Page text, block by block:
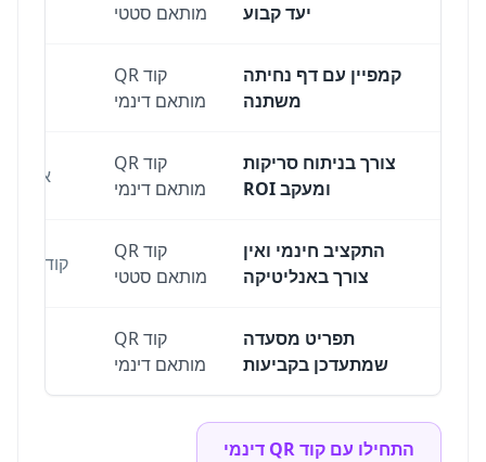
יעד קבוע
מותאם סטטי
קמפיין עם דף נחיתה
משתנה
קוד QR
מותאם דינמי
צורך בניתוח סריקות
ומעקב ROI
קוד QR
מותאם דינמי
התקציב חינמי ואין
צורך באנליטיקה
קוד QR
מותאם סטטי
קוד
תפריט מסעדה
שמתעדכן בקביעות
קוד QR
מותאם דינמי
התחילו עם קוד QR דינמי